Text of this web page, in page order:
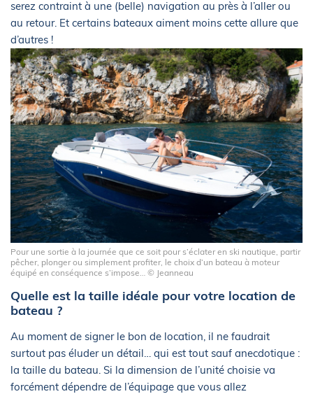
serez contraint à une (belle) navigation au près à l’aller ou
au retour. Et certains bateaux aiment moins cette allure que
d’autres !
Pour une sortie à la journée que ce soit pour s’éclater en ski nautique, partir
pêcher, plonger ou simplement profiter, le choix d’un bateau à moteur
équipé en conséquence s’impose… © Jeanneau
Quelle est la taille idéale pour votre location de
bateau ?
Au moment de signer le bon de location, il ne faudrait
surtout pas éluder un détail… qui est tout sauf anecdotique :
la taille du bateau. Si la dimension de l’unité choisie va
forcément dépendre de l’équipage que vous allez